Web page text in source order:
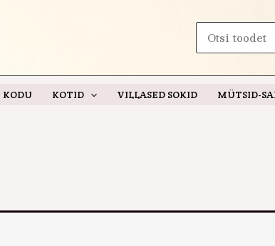
Search
for:
KODU KOTID VILLASED SOKID MÜTSID-